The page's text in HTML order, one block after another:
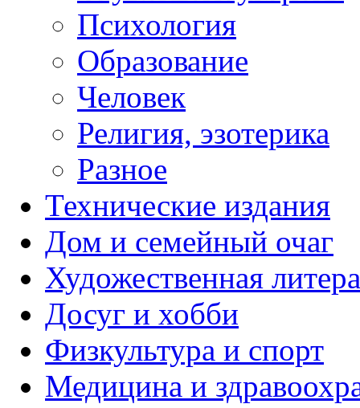
Психология
Образование
Человек
Религия, эзотерика
Разное
Технические издания
Дом и семейный очаг
Художественная
Досуг и хобби
Физкультура и спорт
Медицина и